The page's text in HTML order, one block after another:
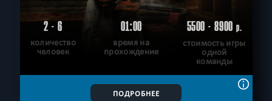
2 - 6
количество
человек
01:00
время на
прохождение
5500 - 8900р.
стоимость игры
одной
команды
ПОДРОБНЕЕ